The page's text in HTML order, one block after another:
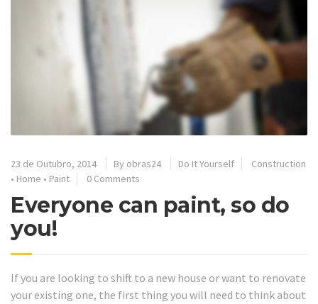
23 de Outubro, 2014 By obras24 Do It Yourself
Construction
• Home • Paint 0 Comments
Everyone can paint, so do
you!
If you are looking to shift to a new house or want to renovate
your existing one, the first thing you will need to think about